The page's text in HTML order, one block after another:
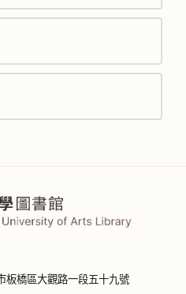
板橋區大觀路一段五十九號